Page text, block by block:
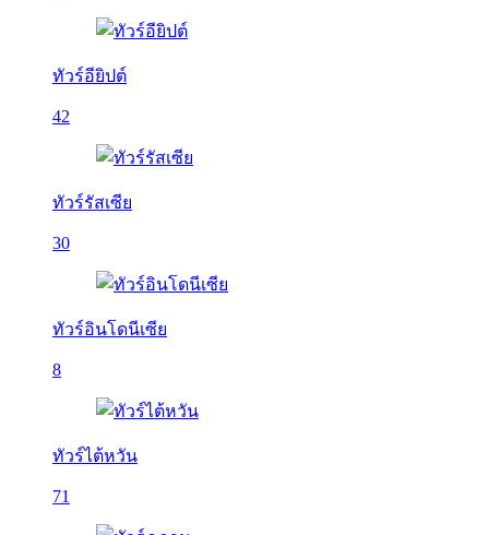
ทัวร์อียิปต์
42
ทัวร์รัสเซีย
30
ทัวร์อินโดนีเซีย
8
ทัวร์ไต้หวัน
71